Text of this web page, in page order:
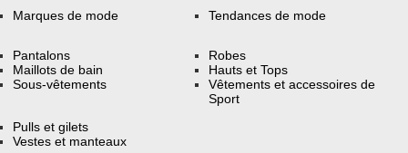
Marques de mode Tendances de mode
Pantalons
Maillots de bain
Sous-vêtements
Robes
Hauts et Tops
Vêtements et accessoires de
Sport
Pulls et gilets
Vestes et manteaux